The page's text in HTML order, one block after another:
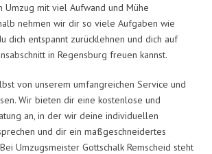
Umzug mit viel Aufwand und Mühe
nehmen wir dir so viele Aufgaben wie
dich entspannt zurücklehnen und dich auf
in Regensburg freuen kannst.
von unserem umfangreichen Service und
Wir bieten dir eine kostenlose und
an, in der wir deine individuellen
und dir ein maßgeschneidertes
Umzugsmeister Gottschalk Remscheid steht